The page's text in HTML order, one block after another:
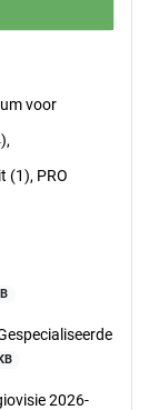
voor
(1), PRO
2026-